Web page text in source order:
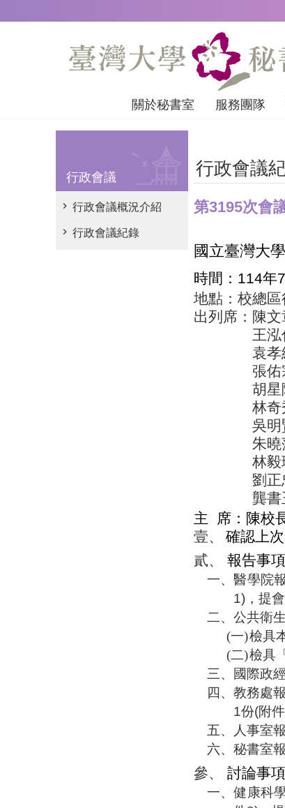
關於秘書室 服務團隊
行政會議
行政會議概況介紹
行政會議紀錄
行政會議
第3195次會
國立臺灣大
時間： 114年7
地點：校總
出列席：陳文
王泓
袁孝
張佑
胡星
林奇
吳明
朱曉
林毅
劉正
龔書
主
席： 陳校
壹、 確認上
貳、 報告事項
一、醫學院
1) ，提
二、 公共衛
(一)檢具
(二)檢具
三、
國際政
四、教務處
1份(附件
五、
人事室
六、 秘書室
參、 討論事項
一、健康科